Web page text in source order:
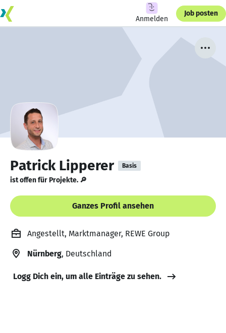
Anmelden
Job posten
Patrick Lipperer Basis
ist offen für Projekte. 🔎
Ganzes Profil ansehen
Angestellt, Marktmanager, REWE Group
Nürnberg, Deutschland
Logg Dich ein, um alle Einträge zu sehen.